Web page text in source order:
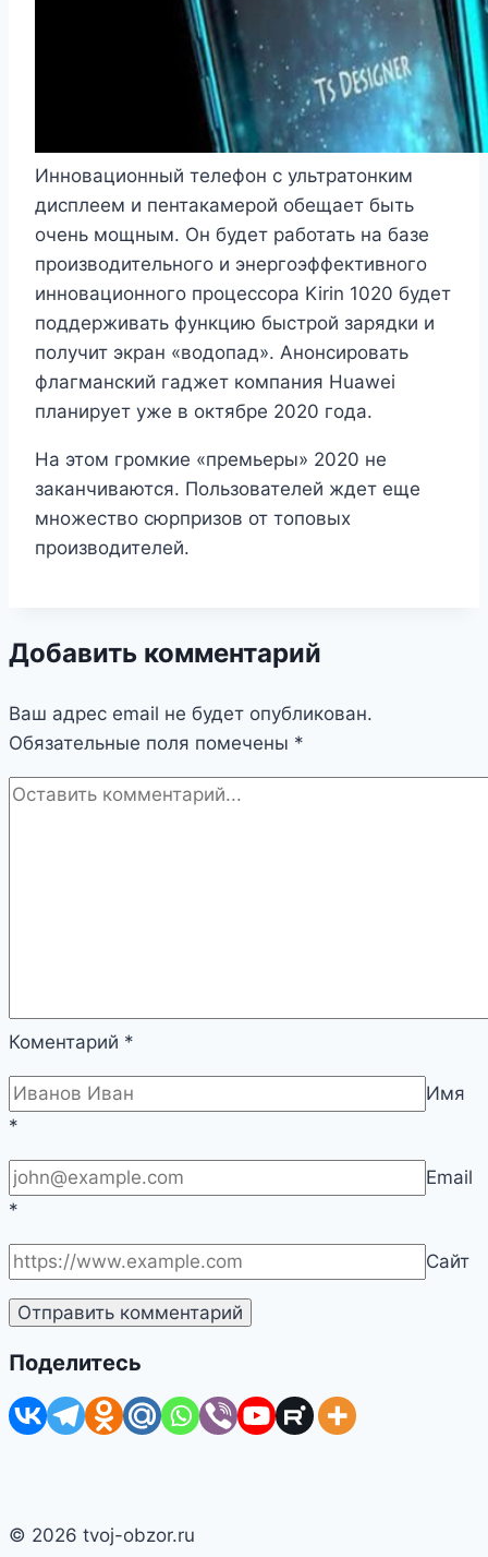
Инновационный телефон с ультратонким
дисплеем и пентакамерой обещает быть
очень мощным. Он будет работать на базе
производительного и энергоэффективного
инновационного процессора Kirin 1020 будет
поддерживать функцию быстрой зарядки и
получит экран «водопад». Анонсировать
флагманский гаджет компания Huawei
планирует уже в октябре 2020 года.
На этом громкие «премьеры» 2020 не
заканчиваются. Пользователей ждет еще
множество сюрпризов от топовых
производителей.
Добавить комментарий
Ваш адрес email не будет опубликован.
Обязательные поля помечены *
Коментарий *
Имя
*
Email
*
Сайт
Поделитесь
© 2026 tvoj-obzor.ru